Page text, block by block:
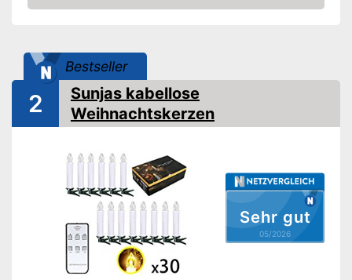
Timer, Flackerndes Licht,
Dimmbar
LED
Wasserdicht
Batterien inklusive
Fernbedienung
Amazon
Bestseller
Sehr gut
05/2026
2
Sunjas kabellose
Weihnachtskerzen